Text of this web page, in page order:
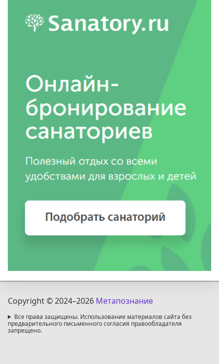
Copyright © 2024–2026 Метапознание
Все права защищены. Использование материалов сайта без
предварительного письменного согласия правообладателя
запрещено.